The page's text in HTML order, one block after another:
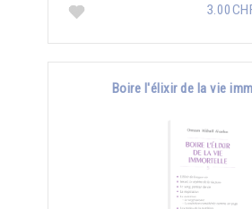
Boire l'élixir de la vie